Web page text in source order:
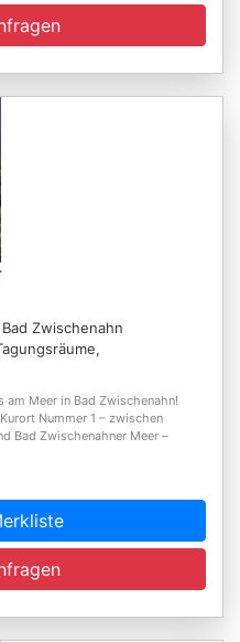
Zwischenahn
am Meer in Bad Zwischenahn!
Nummer 1 – zwischen
Bad Zwischenahner Meer –